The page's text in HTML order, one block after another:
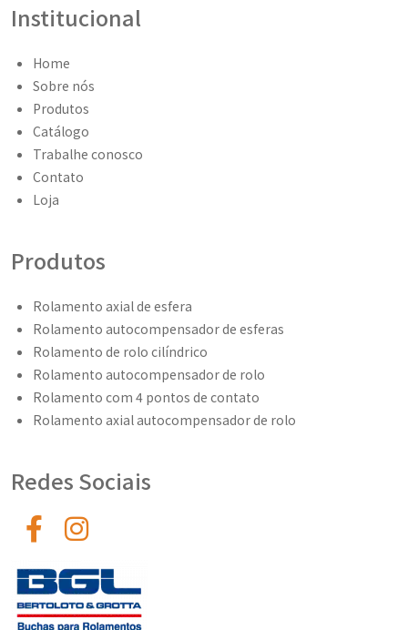
Institucional
Home
Sobre nós
Produtos
Catálogo
Trabalhe conosco
Contato
Loja
Produtos
Rolamento axial de esfera
Rolamento autocompensador de esferas
Rolamento de rolo cilíndrico
Rolamento autocompensador de rolo
Rolamento com 4 pontos de contato
Rolamento axial autocompensador de rolo
Redes Sociais